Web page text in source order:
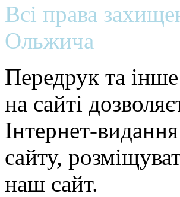
Всі права
Ольжича
Передрук та
на сайті
Інтернет-
сайту,
наш сайт.